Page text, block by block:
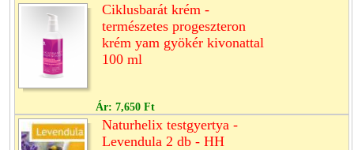
Ciklusbarát krém -
természetes progeszteron
krém yam gyökér kivonattal
100 ml
Ár: 7,650 Ft
Naturhelix testgyertya -
Levendula 2 db - HH